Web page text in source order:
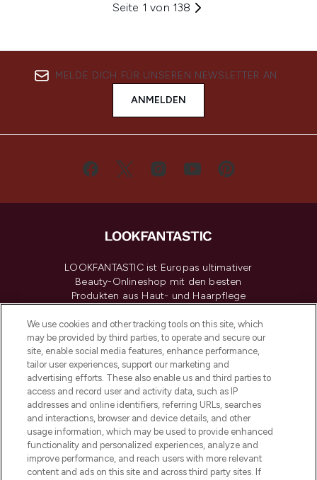
Seite 1 von 138
MELDE DICH FÜR UNSEREN NEWSLETTER AN
ANMELDEN
LOOKFANTASTIC ist Europas ultimativer
Beauty-Onlineshop mit den besten
Produkten aus Haut- und Haarpflege
renommierten Marken. Shoppe online
oder über die App mit kostenloser
Lieferung ab einem Einkaufswert von 30€.
Cookie-Einwilligung
Do Not Sell or Share My Personal
Information
HILFE & INFORMATION
We use cookies and other tracking tools on this site, which
may be provided by third parties, to operate and secure our
site, enable social media features, enhance performance,
tailor user experiences, support our marketing and
advertising efforts. These also enable us and third parties to
access and record user and activity data, such as IP
addresses and online identifiers, referring URLs, searches
and interactions, browser and device details, and other
usage information, which may be used to provide enhanced
functionality and personalized experiences, analyze and
improve performance, and reach users with more relevant
content and ads on this site and across third party sites. If